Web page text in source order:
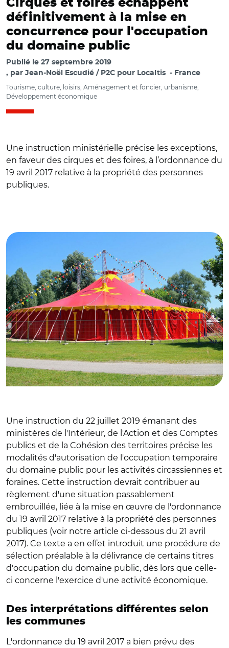
Cirques et foires échappent
définitivement à la mise en
concurrence pour l'occupation
du domaine public
Publié le 27 septembre 2019
par Jean-Noël Escudié / P2C pour Localtis France
Tourisme, culture, loisirs, Aménagement et foncier, urbanisme,
Développement économique
Une instruction ministérielle précise les exceptions,
en faveur des cirques et des foires, à l’ordonnance du
19 avril 2017 relative à la propriété des personnes
publiques.
Une instruction du 22 juillet 2019 émanant des
ministères de l'Intérieur, de l'Action et des Comptes
publics et de la Cohésion des territoires précise les
modalités d'autorisation de l'occupation temporaire
du domaine public pour les activités circassiennes et
foraines. Cette instruction devrait contribuer au
règlement d'une situation passablement
embrouillée, liée à la mise en œuvre de l'ordonnance
du 19 avril 2017 relative à la propriété des personnes
publiques (voir notre article ci-dessous du 21 avril
2017). Ce texte a en effet introduit une procédure de
sélection préalable à la délivrance de certains titres
d'occupation du domaine public, dès lors que celle-
ci concerne l'exercice d'une activité économique.
Des interprétations différentes selon
les communes
L'ordonnance du 19 avril 2017 a bien prévu des